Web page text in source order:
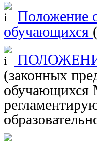
Положение
обучающихся
(законных